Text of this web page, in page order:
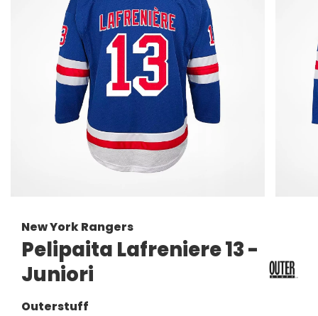
New York Rangers
Pelipaita Lafreniere 13 -
Juniori
Outerstuff